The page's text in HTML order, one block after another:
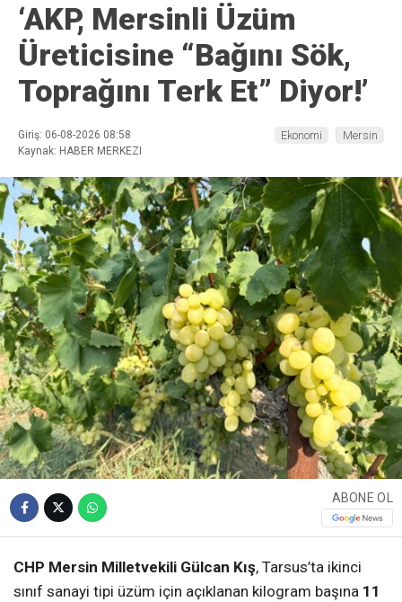
‘AKP, Mersinli Üzüm
Üreticisine “Bağını Sök,
Toprağını Terk Et” Diyor!’
Giriş: 06-08-2026 08:58
Kaynak: HABER MERKEZI
Ekonomi Mersin
ABONE OL
CHP Mersin Milletvekili Gülcan Kış, Tarsus’ta ikinci
sınıf sanayi tipi üzüm için açıklanan kilogram başına 11